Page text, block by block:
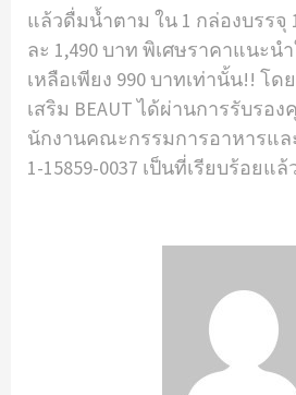
แล้วดื่มน้ำตาม ใน 1 กล่องบรรจุ
ละ 1,490 บาท พิเศษราคาแนะนํ
เหลือเพียง 990 บาทเท่านั้น!! โ
เสริม BEAUT ได้ผ่านการรับรอ
นักงานคณะกรรมการอาหารแล
1-15859-0037 เป็นที่เรียบร้อยแล้